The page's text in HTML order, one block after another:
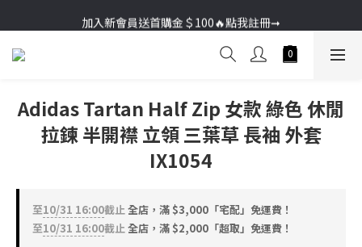
加入新會員送首購金＄100🔥點我註冊➞
加入新會員送首購金＄100🔥點我註冊➞
Adidas Tartan Half Zip 女款 綠色 休閒
拉鍊 半開襟 立領 三葉草 長袖 外套
IX1054
至10/31 16:00截止全店，滿 $3,000「宅配」免運費！
至10/31 16:00截止全店，滿 $2,000「超取」免運費！